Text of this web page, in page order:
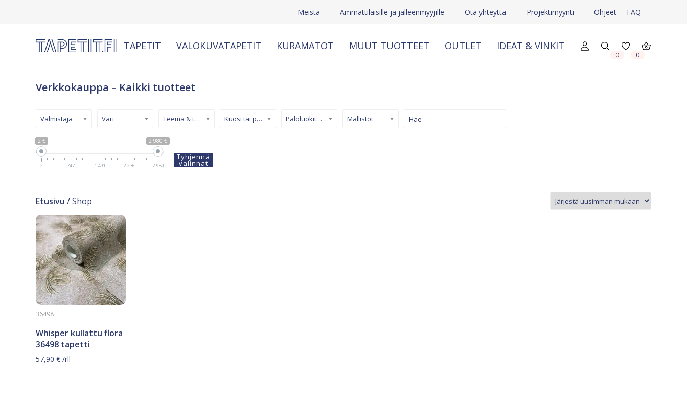
Meistä Ammattilaisille ja jälleenmyyjille Ota yhteyttä Projektimyynti Ohjeet FAQ
TAPETIT VALOKUVATAPETIT KURAMATOT MUUT TUOTTEET OUTLET IDEAT & VINKIT
0 0
Verkkokauppa – Kaikki tuotteet
2 € 2 980 €
2 747 1 491 2 236 2 980
Valmistaja Väri Teema & tyyli Kuosi tai pinta Paloluokiteltu tapetti Mallistot
Tyhjennä
valinnat
Etusivu / Shop
Whisper kullattu flora
36498 tapetti
36498
57,90 € /rll